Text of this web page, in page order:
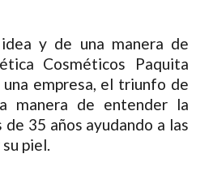
y de una manera de
Cosméticos Paquita
empresa, el triunfo de
manera de entender la
de 35 años ayudando a las
piel.